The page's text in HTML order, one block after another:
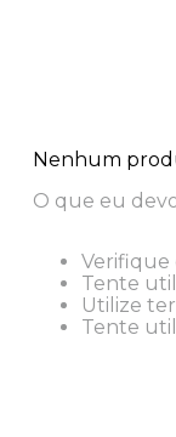
Nenhum
O que eu
Verifique
Tente
Utilize
Tente